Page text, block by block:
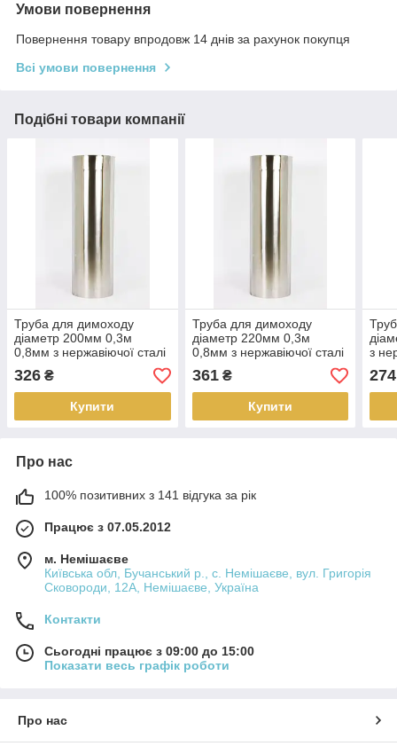
Умови повернення
Повернення товару впродовж 14 днів за рахунок покупця
Всі умови повернення
Подібні товари компанії
Труба для димоходу
діаметр 200мм 0,3м
0,8мм з нержавіючої сталі
AISI 304
326 ₴
Купити
Труба для димоходу
діаметр 220мм 0,3м
0,8мм з нержавіючої сталі
AISI 304
361₴
Купити
з
304
274
Про нас
100% позитивних з 141 відгука за рік
Працює з 07.05.2012
м. Немішаєве
Київська обл, Бучанський р., с. Немішаєве, вул. Григорія
Сковороди, 12А, Немішаєве, Україна
Контакти
Сьогодні працює з 09:00 до 15:00
Показати весь графік роботи
Про нас